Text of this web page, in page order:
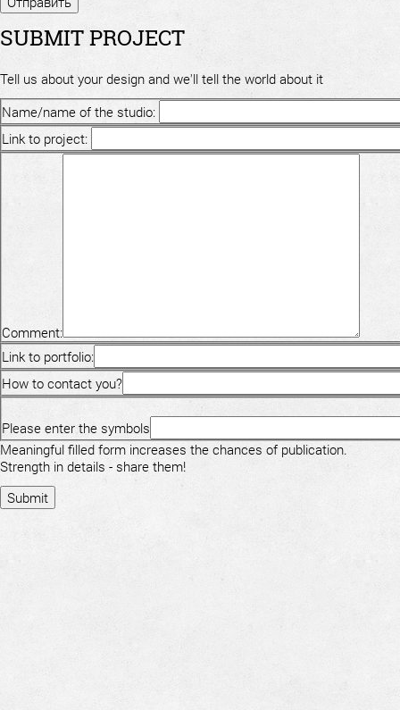
SUBMIT PROJECT
Tell us about your design and we'll tell the world about it
Name/name of the studio:
Link to project:
Comment:
Link to portfolio:
How to contact you?
Please enter the symbols
Meaningful filled form increases the chances of publication.
Strength in details - share them!